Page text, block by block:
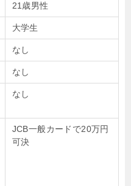
21歳男性
大学生
なし
なし
なし
JCB一般カードで20万円
可決